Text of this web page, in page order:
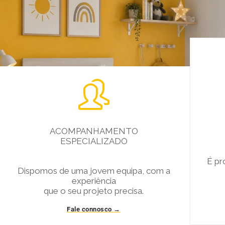

ACOMPANHAMENTO
ESPECIALIZADO
Dispomos de uma jovem equipa, com a
experiência
que o seu projeto precisa.
É